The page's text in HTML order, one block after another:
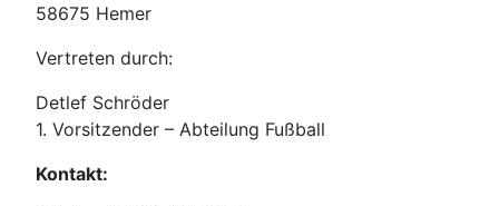
58675 Hemer
Vertreten durch:
Detlef Schröder
1. Vorsitzender – Abteilung Fußball
Kontakt: